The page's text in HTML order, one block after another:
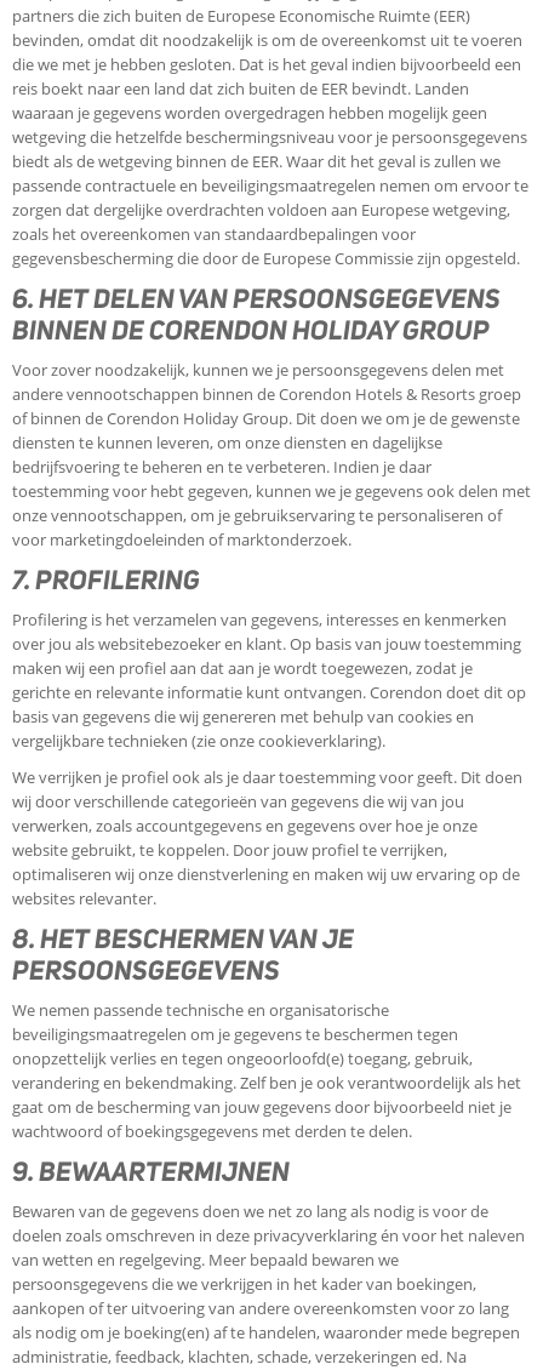
partners die zich buiten de Europese Economische Ruimte (EER)
bevinden, omdat dit noodzakelijk is om de overeenkomst uit te voeren
die we met je hebben gesloten. Dat is het geval indien bijvoorbeeld een
reis boekt naar een land dat zich buiten de EER bevindt. Landen
waaraan je gegevens worden overgedragen hebben mogelijk geen
wetgeving die hetzelfde beschermingsniveau voor je persoonsgegevens
biedt als de wetgeving binnen de EER. Waar dit het geval is zullen we
passende contractuele en beveiligingsmaatregelen nemen om ervoor te
zorgen dat dergelijke overdrachten voldoen aan Europese wetgeving,
zoals het overeenkomen van standaardbepalingen voor
gegevensbescherming die door de Europese Commissie zijn opgesteld.
6. HET DELEN VAN PERSOONSGEGEVENS
BINNEN DE CORENDON HOLIDAY GROUP
Voor zover noodzakelijk, kunnen we je persoonsgegevens delen met
andere vennootschappen binnen de Corendon Hotels & Resorts groep
of binnen de Corendon Holiday Group. Dit doen we om je de gewenste
diensten te kunnen leveren, om onze diensten en dagelijkse
bedrijfsvoering te beheren en te verbeteren. Indien je daar
toestemming voor hebt gegeven, kunnen we je gegevens ook delen met
onze vennootschappen, om je gebruikservaring te personaliseren of
voor marketingdoeleinden of marktonderzoek.
7. PROFILERING
Profilering is het verzamelen van gegevens, interesses en kenmerken
over jou als websitebezoeker en klant. Op basis van jouw toestemming
maken wij een profiel aan dat aan je wordt toegewezen, zodat je
gerichte en relevante informatie kunt ontvangen. Corendon doet dit op
basis van gegevens die wij genereren met behulp van cookies en
vergelijkbare technieken (zie onze cookieverklaring).
We verrijken je profiel ook als je daar toestemming voor geeft. Dit doen
wij door verschillende categorieën van gegevens die wij van jou
verwerken, zoals accountgegevens en gegevens over hoe je onze
website gebruikt, te koppelen. Door jouw profiel te verrijken,
optimaliseren wij onze dienstverlening en maken wij uw ervaring op de
websites relevanter.
8. HET BESCHERMEN VAN JE
PERSOONSGEGEVENS
We nemen passende technische en organisatorische
beveiligingsmaatregelen om je gegevens te beschermen tegen
onopzettelijk verlies en tegen ongeoorloofd(e) toegang, gebruik,
verandering en bekendmaking. Zelf ben je ook verantwoordelijk als het
gaat om de bescherming van jouw gegevens door bijvoorbeeld niet je
wachtwoord of boekingsgegevens met derden te delen.
9. BEWAARTERMIJNEN
Bewaren van de gegevens doen we net zo lang als nodig is voor de
doelen zoals omschreven in deze privacyverklaring én voor het naleven
van wetten en regelgeving. Meer bepaald bewaren we
persoonsgegevens die we verkrijgen in het kader van boekingen,
aankopen of ter uitvoering van andere overeenkomsten voor zo lang
als nodig om je boeking(en) af te handelen, waaronder mede begrepen
administratie, feedback, klachten, schade, verzekeringen ed. Na